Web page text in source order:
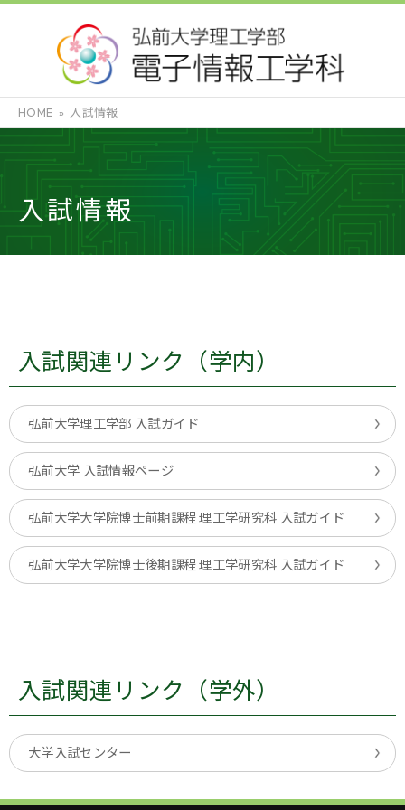
HOME 入試情報
入試情報
入試関連リンク（学内）
弘前大学理工学部 入試ガイド
弘前大学 入試情報ページ
弘前大学大学院博士前期課程 理工学研究科 入試ガイド
弘前大学大学院博士後期課程 理工学研究科 入試ガイド
入試関連リンク（学外）
大学入試センター